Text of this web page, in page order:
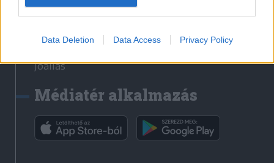
Data Deletion Data Access Privacy Policy
Főtér
Jóállás
Médiatér alkalmazás